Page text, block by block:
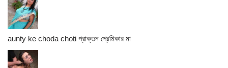
aunty ke choda choti প্রাক্তন প্রেমিকার মা